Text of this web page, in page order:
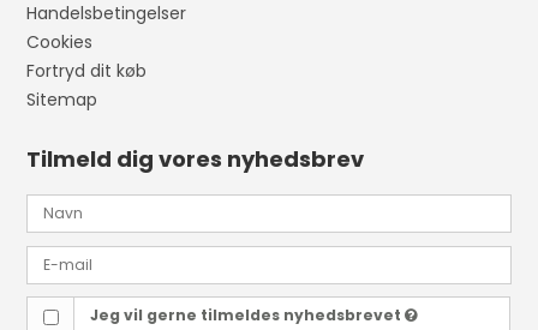
Handelsbetingelser
Cookies
Fortryd dit køb
Sitemap
Tilmeld dig vores nyhedsbrev
Jeg vil gerne tilmeldes nyhedsbrevet